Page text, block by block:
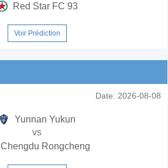
Red Star FC 93
Voir Prédiction
Date: 2026-08-08
Yunnan Yukun
vs
Chengdu Rongcheng